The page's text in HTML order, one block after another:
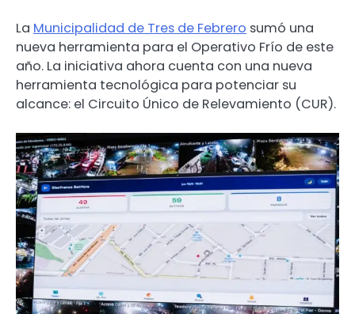
La Municipalidad de Tres de Febrero sumó una
nueva herramienta para el Operativo Frío de este
año. La iniciativa ahora cuenta con una nueva
herramienta tecnológica para potenciar su
alcance: el Circuito Único de Relevamiento (CUR).